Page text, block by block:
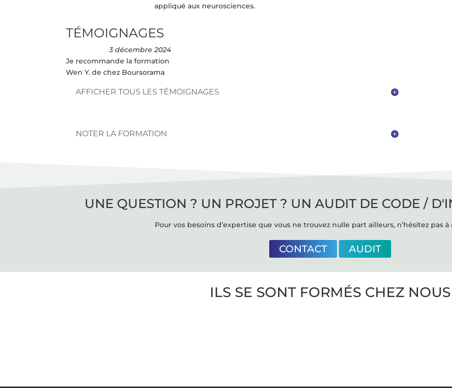
appliqué aux neurosciences.
TÉMOIGNAGES
3 décembre 2024
Je recommande la formation
Wen Y. de chez Boursorama
AFFICHER TOUS LES TÉMOIGNAGES
NOTER LA FORMATION
UNE QUESTION ? UN PROJET ? UN AUDIT DE CODE /
Pour vos besoins d’expertise que vous ne trouvez nulle part ailleurs, n’hésitez pas
CONTACT AUDIT
ILS SE SONT FORMÉS CHEZ NOUS